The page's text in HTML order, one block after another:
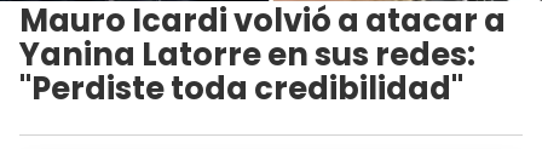
Mauro Icardi volvió a atacar a
Yanina Latorre en sus redes:
"Perdiste toda credibilidad"